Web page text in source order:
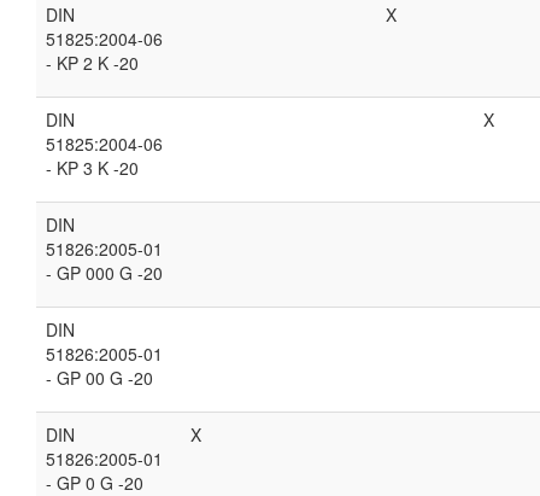
DIN
51825:2004-06
- KP 2 K -20
X
DIN
51825:2004-06
- KP 3 K -20
X
DIN
51826:2005-01
- GP 000 G -20
DIN
51826:2005-01
- GP 00 G -20
DIN
51826:2005-01
- GP 0 G -20
X